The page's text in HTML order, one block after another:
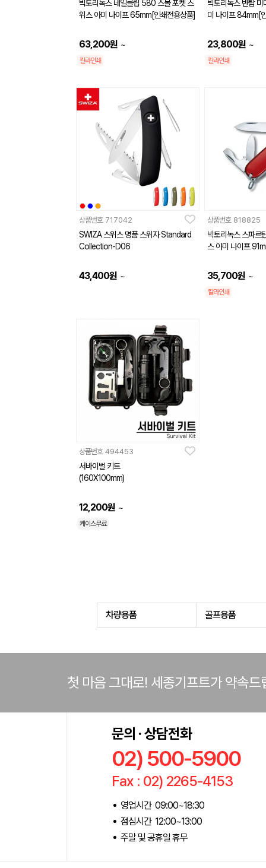
빅토리녹스 네일클립 580 스몰 포켓 스
위스 아미 나이프 65mm[인쇄전용상품]
63,200원 ~
칼라인쇄
빅토리녹스 반탐
미 나이프 84mm[
23,800원 ~
칼라인쇄
상품번호 717042
SWIZA 스위스 명품 스위자 Standard
Collection-D06
43,400원 ~
상품번호 818825
빅토리녹스 스파르
스 아미 나이프
35,700원 ~
칼라인쇄
상품번호 494453
서바이벌 키트
(160X100mm)
12,200원 ~
케이스무료
차량용품 골프용품
첫 마음 그대로! 세종기프트가 약속드
문의 · 상담전화
02) 500-5900
Fax : 02) 2265-4153
영업시간 09:00~18:30
점심시간 12:00~13:00
주말 및 공휴일 휴무